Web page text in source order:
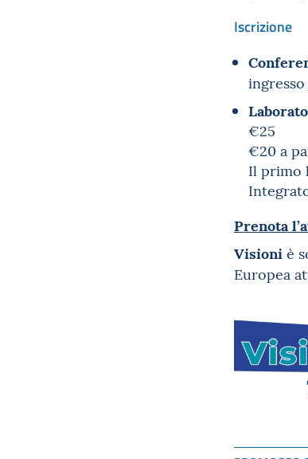
Iscrizione
€25
€20 a
Il primo
Prenota
Visioni è
Europea